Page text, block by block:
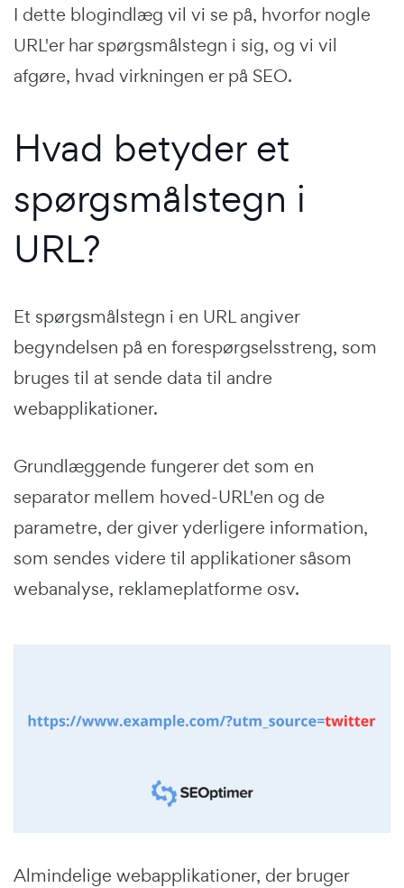
I dette blogindlæg vil vi se på, hvorfor nogle
URL'er har spørgsmålstegn i sig, og vi vil
afgøre, hvad virkningen er på SEO.
Hvad betyder et
spørgsmålstegn i
URL?
Et spørgsmålstegn i en URL angiver
begyndelsen på en forespørgselsstreng, som
bruges til at sende data til andre
webapplikationer.
Grundlæggende fungerer det som en
separator mellem hoved-URL'en og de
parametre, der giver yderligere information,
som sendes videre til applikationer såsom
webanalyse, reklameplatforme osv.
Almindelige webapplikationer, der bruger